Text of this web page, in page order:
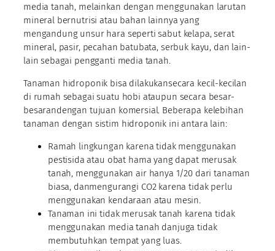
media tanah, melainkan dengan menggunakan larutan
mineral bernutrisi atau bahan lainnya yang
mengandung unsur hara seperti sabut kelapa, serat
mineral, pasir, pecahan batubata, serbuk kayu, dan lain-
lain sebagai pengganti media tanah.
Tanaman hidroponik bisa dilakukansecara kecil-kecilan
di rumah sebagai suatu hobi ataupun secara besar-
besarandengan tujuan komersial. Beberapa kelebihan
tanaman dengan sistim hidroponik ini antara lain:
Ramah lingkungan karena tidak menggunakan
pestisida atau obat hama yang dapat merusak
tanah, menggunakan air hanya 1/20 dari tanaman
biasa, danmengurangi CO2 karena tidak perlu
menggunakan kendaraan atau mesin.
Tanaman ini tidak merusak tanah karena tidak
menggunakan media tanah danjuga tidak
membutuhkan tempat yang luas.